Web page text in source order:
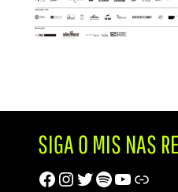
SIGA O MIS NAS
Facebook
Instagram
Twitter
Spotify
Trip